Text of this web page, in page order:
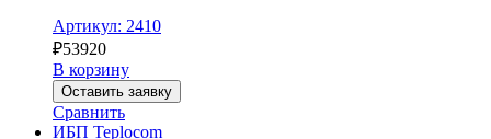
Артикул: 2410
₽53920
В корзину
Оставить заявку
Сравнить
ИБП Teplocom